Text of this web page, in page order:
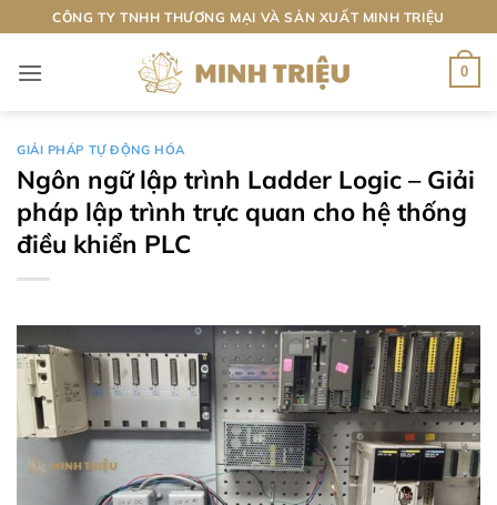
qua
nội
CÔNG TY TNHH THƯƠNG MẠI VÀ SẢN XUẤT MINH TRIỆU
0
GIẢI PHÁP TỰ ĐỘNG HÓA
Ngôn ngữ lập trình Ladder Logic – Giải
pháp lập trình trực quan cho hệ thống
điều khiển PLC